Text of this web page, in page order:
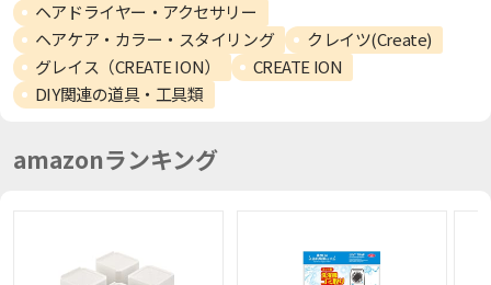
ヘアドライヤー・アクセサリー
ヘアケア・カラー・スタイリング
クレイツ(Create)
グレイス（CREATE ION）
CREATE ION
DIY関連の道具・工具類
amazonランキング